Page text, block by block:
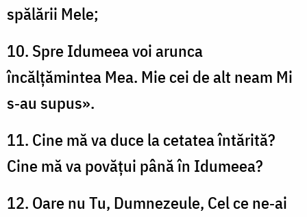
spălării Mele;
10. Spre Idumeea voi arunca
încălțămintea Mea. Mie cei de alt neam Mi
s‑au supus».
11. Cine mă va duce la cetatea întărită?
Cine mă va povățui până în Idumeea?
12. Oare nu Tu, Dumnezeule, Cel ce ne‑ai